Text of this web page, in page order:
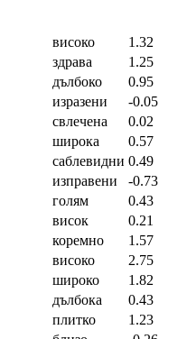
високо
1.32
здрава
1.25
дълбоко
0.95
изразени
-0.05
свлечена
0.02
широка
0.57
саблевидни 0.49
изправени
-0.73
голям
0.43
висок
0.21
коремно
1.57
високо
2.75
широко
1.82
дълбока
0.43
плитко
1.23